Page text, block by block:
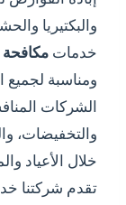
والبكتيريا
خدمات
ومناسبة لجميع
الشركات
والتخفيضات،
خلال الأعياد
تقدم شركتنا